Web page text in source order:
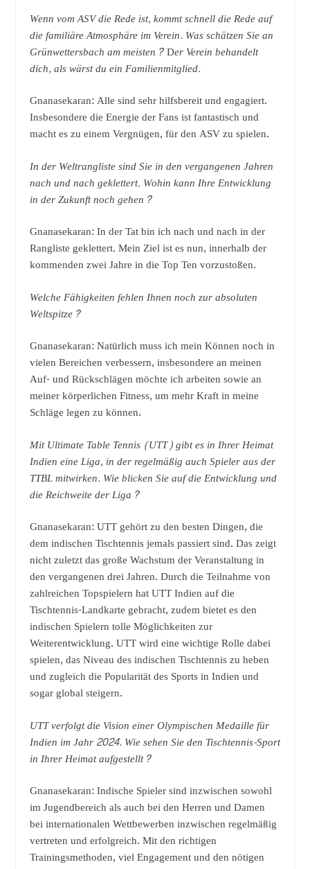
Wenn vom ASV die Rede ist, kommt schnell die Rede auf
die familiäre Atmosphäre im Verein. Was schätzen Sie an
Grünwettersbach am meisten?Der Verein behandelt
dich, als wärst du ein Familienmitglied.
Gnanasekaran: Alle sind sehr hilfsbereit und engagiert.
Insbesondere die Energie der Fans ist fantastisch und
macht es zu einem Vergnügen, für den ASV zu spielen.
In der Weltrangliste sind Sie in den vergangenen Jahren
nach und nach geklettert. Wohin kann Ihre Entwicklung
in der Zukunft noch gehen?
Gnanasekaran: In der Tat bin ich nach und nach in der
Rangliste geklettert. Mein Ziel ist es nun, innerhalb der
kommenden zwei Jahre in die Top Ten vorzustoßen.
Welche Fähigkeiten fehlen Ihnen noch zur absoluten
Weltspitze?
Gnanasekaran: Natürlich muss ich mein Können noch in
vielen Bereichen verbessern, insbesondere an meinen
Auf- und Rückschlägen möchte ich arbeiten sowie an
meiner körperlichen Fitness, um mehr Kraft in meine
Schläge legen zu können.
Mit Ultimate Table Tennis (UTT) gibt es in Ihrer Heimat
Indien eine Liga, in der regelmäßig auch Spieler aus der
TTBL mitwirken. Wie blicken Sie auf die Entwicklung und
die Reichweite der Liga?
Gnanasekaran: UTT gehört zu den besten Dingen, die
dem indischen Tischtennis jemals passiert sind. Das zeigt
nicht zuletzt das große Wachstum der Veranstaltung in
den vergangenen drei Jahren. Durch die Teilnahme von
zahlreichen Topspielern hat UTT Indien auf die
Tischtennis-Landkarte gebracht, zudem bietet es den
indischen Spielern tolle Möglichkeiten zur
Weiterentwicklung. UTT wird eine wichtige Rolle dabei
spielen, das Niveau des indischen Tischtennis zu heben
und zugleich die Popularität des Sports in Indien und
sogar global steigern.
UTT verfolgt die Vision einer Olympischen Medaille für
Indien im Jahr 2024. Wie sehen Sie den Tischtennis-Sport
in Ihrer Heimat aufgestellt?
Gnanasekaran: Indische Spieler sind inzwischen sowohl
im Jugendbereich als auch bei den Herren und Damen
bei internationalen Wettbewerben inzwischen regelmäßig
vertreten und erfolgreich. Mit den richtigen
Trainingsmethoden, viel Engagement und den nötigen